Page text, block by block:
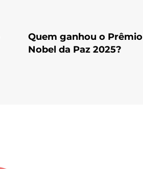
Quem ganhou o Prêmio
Nobel da Paz 2025?